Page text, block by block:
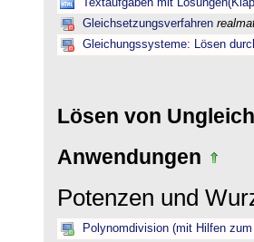
Textaufgaben mit
Gleichsetzungsverfahren
Gleichungssysteme: Lösen
Lösen von
Anwendungen
Potenzen und
Polynomdivision (mit Hilfen